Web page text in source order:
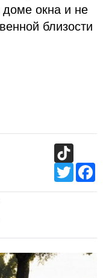
доме окна и не
близости
Twitter